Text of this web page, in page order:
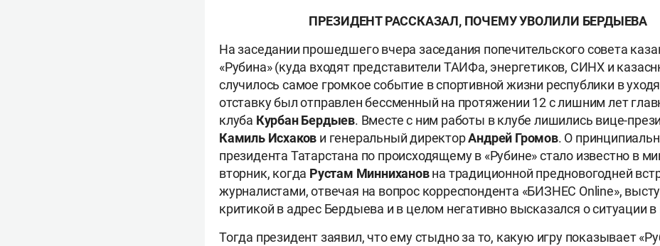
ПРЕЗИДЕНТ РАССКАЗАЛ, ПОЧЕМУ УВОЛИЛИ БЕРДЫЕВА
На заседании прошедшего вчера заседания попечительского совета
«Рубина» (куда входят представители ТАИФа, энергетиков, СИНХ и
случилось самое громкое событие в спортивной жизни республики в
отставку был отправлен бессменный на протяжении 12 с лишним лет
клуба Курбан Бердыев. Вместе с ним работы в клубе лишились вице-
Камиль Исхаков и генеральный директорАндрей Громов. О
президента Татарстана по происходящему в «Рубине» стало известно в
вторник, когда Рустам Миннихановна традиционной предновогодней
журналистами, отвечая на вопрос корреспондента «БИЗНЕС Online»,
критикой в адрес Бердыева и в целом негативно высказался о ситуации в
Тогда президент заявил, что ему стыдно за то, какую игру показывает